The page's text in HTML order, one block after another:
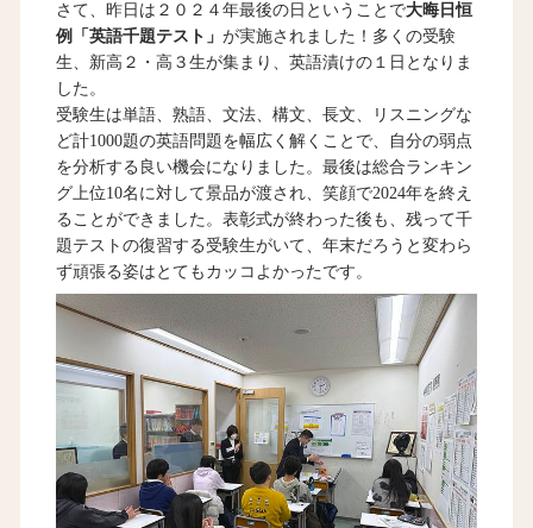
さて、昨日は２０２４年最後の日ということで大晦日恒
例「英語千題テスト」 が実施されました！多くの受験
生、新高２・高３生が集まり、英語漬けの１日となりま
した。
受験生は単語、熟語、文法、構文、長文、リスニングな
ど計1000題の英語問題を幅広く解くことで、自分の弱点
を分析する良い機会になりました。最後は総合ランキン
グ上位10名に対して景品が渡され、笑顔で2024年を終え
ることができました。表彰式が終わった後も、残って千
題テストの復習する受験生がいて、年末だろうと変わら
ず頑張る姿はとてもカッコよかったです。